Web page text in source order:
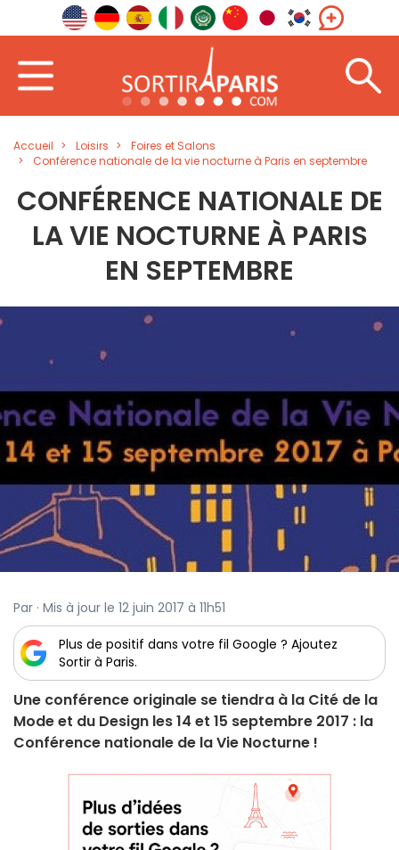
Accueil Loisirs
Foires et Salons
Conférence nationale de la vie nocturne à Paris en septembre
CONFÉRENCE NATIONALE DE
LA VIE NOCTURNE À PARIS
EN SEPTEMBRE
Par · Mis à jour le 12 juin 2017 à 11h51
Plus de positif dans votre fil Google ? Ajoutez
Sortir à Paris.
Une conférence originale se tiendra à la Cité de la
Mode et du Design les 14 et 15 septembre 2017 : la
Conférence nationale de la Vie Nocturne !